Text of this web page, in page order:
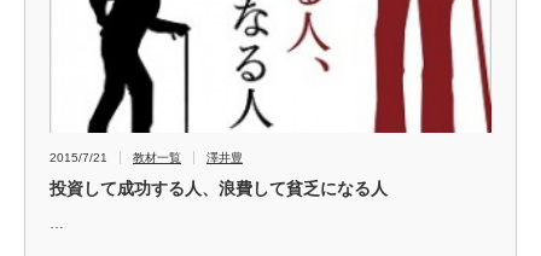
2015/7/21 教材一覧 澤井豊
投資して成功する人、浪費して貧乏になる人
…